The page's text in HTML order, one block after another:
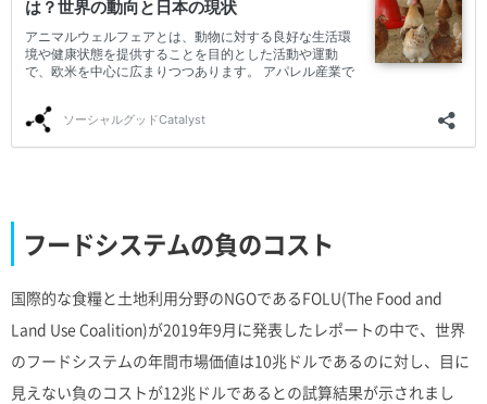
フードシステムの負のコスト
国際的な食糧と土地利用分野のNGOであるFOLU(The Food and
Land Use Coalition)が2019年9月に発表したレポートの中で、世界
のフードシステムの年間市場価値は10兆ドルであるのに対し、目に
見えない負のコストが12兆ドルであるとの試算結果が示されまし